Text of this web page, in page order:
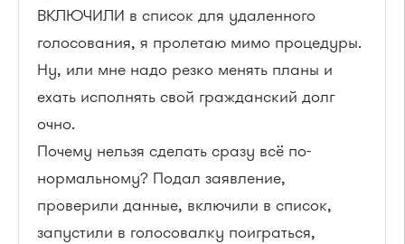
ВКЛЮЧИЛИ в список для удаленного
голосования, я пролетаю мимо процедуры.
Ну, или мне надо резко менять планы и
ехать исполнять свой гражданский долг
очно.
Почему нельзя сделать сразу всё по-
нормальному? Подал заявление,
проверили данные, включили в список,
запустили в голосовалку поиграться,